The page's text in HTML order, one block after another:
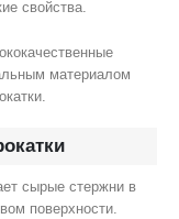
свойства.
материалом
сырые стержни в
поверхности.